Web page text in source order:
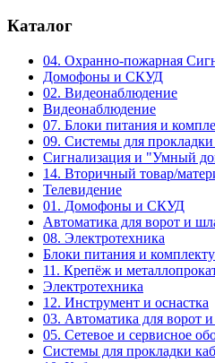
Каталог
04. Охранно-пожарная
Домофоны и СКУД
02. Видеонаблюдение
Видеонаблюдение
07. Блоки питания и
09. Системы для прокладки
Сигнализация и "Умный
14. Вторичный товар/
Телевидение
01. Домофоны и СКУД
Автоматика для ворот и
08. Электротехника
Блоки питания и
11. Крепёж и
Электротехника
12. Инструмент и оснастка
03. Автоматика для ворот
05. Сетевое и сервисное
Системы для прокладки